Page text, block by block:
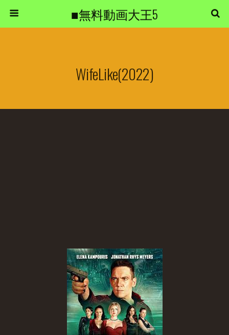
■無料動画大王5
WifeLike(2022)